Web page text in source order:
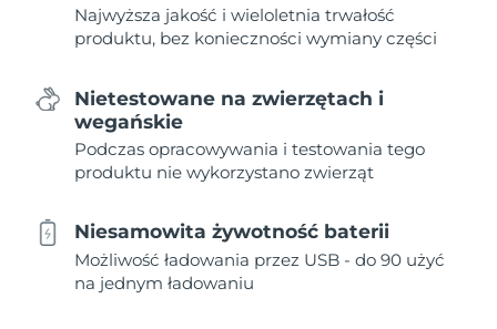
Najwyższa jakość i wieloletnia trwałość
produktu, bez konieczności wymiany części
Nietestowane na zwierzętach i
wegańskie
Podczas opracowywania i testowania tego
produktu nie wykorzystano zwierząt
Niesamowita żywotność baterii
Możliwość ładowania przez USB - do 90 użyć
na jednym ładowaniu